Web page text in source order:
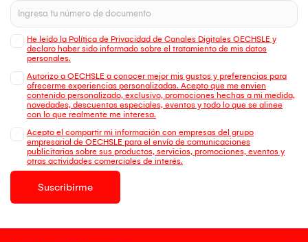
He leído la Política de Privacidad de Canales Digitales OECHSLE y
declaro haber sido informado sobre el tratamiento de mis datos
personales.
Autorizo a OECHSLE a conocer mejor mis gustos y preferencias para
ofrecerme experiencias personalizadas. Acepto que me envien
contenido personalizado, exclusivo, promociones hechas a mi medida,
novedades, descuentos especiales, eventos y todo lo que se alinee
con lo que realmente me interesa.
Acepto el compartir mi información con empresas del grupo
empresarial de OECHSLE para el envío de comunicaciones
publicitarias sobre sus productos, servicios, promociones, eventos y
otras actividades comerciales de interés.
Suscribirme